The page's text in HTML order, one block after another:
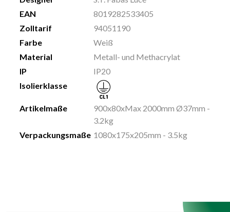
EAN
8019282533405
Zolltarif
94051190
Farbe
Weiß
Material
Metall- und Methacrylat
IP
IP20
Isolierklasse
Artikelmaße
900x80xMax 2000mm Ø37mm -
3.2kg
Verpackungsmaße 1080x175x205mm - 3.5kg